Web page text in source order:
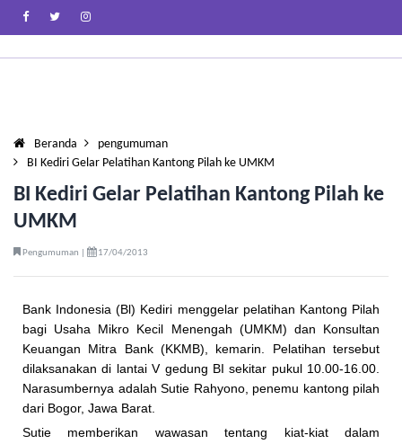
Beranda
pengumuman
BI Kediri Gelar Pelatihan Kantong Pilah ke UMKM
BI Kediri Gelar Pelatihan Kantong Pilah ke
UMKM
Pengumuman | 17/04/2013
Bank Indonesia (Bl) Kediri menggelar pelatihan Kan­tong Pilah
bagi Usaha Mikro Kecil Menengah (UMKM) dan Konsultan
Keuangan Mitra Bank (KKMB), kemarin. Pelatihan tersebut
dilaksanakan di lantai V gedung BI sekitar pukul 10.00-16.00.
Narasumbernya adalah Sutie Rahyono, penemu kantong pilah
dari Bogor, Jawa Barat.
Sutie memberikan wawasan tentang kiat-kiat dalam